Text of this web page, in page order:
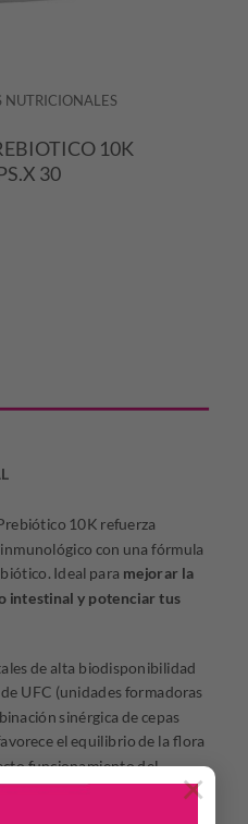
×
NUTRICIONALES
10K
30
10K refuerza
con una fórmula
Ideal para mejorar la
intestinal y potenciar tus
de alta biodisponibilidad
UFC (unidades formadoras
sinérgica de cepas
el equilibrio de la flora
funcionamiento del